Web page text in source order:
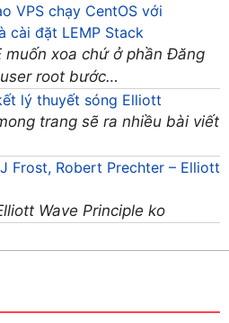
VPS chạy CentOS với
cài đặt LEMP Stack
muốn xoa chứ ở phần Đăng
root bước…
lý thuyết sóng Elliott
trang sẽ ra nhiều bài viết
Frost, Robert Prechter – Elliott
Wave Principle ko